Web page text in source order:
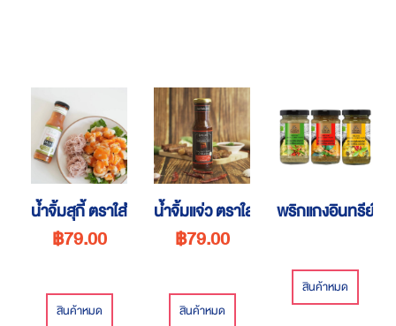
น้ำจิ้มสุกี้ ตราใส่ใจ
฿79.00
สินค้าหมด
น้ำจิ้มแจ่ว ตราใส่ใจ
฿79.00
สินค้าหมด
พริกแกงอินทรีย์
สินค้าหมด